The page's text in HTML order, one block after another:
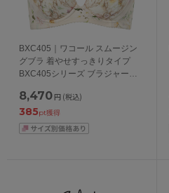
BXC405｜ワコール スムージン
グブラ 着やせすっきりタイプ
BXC405シリーズ ブラジャー単
65/70/75/80/85cm
8,470 円 (税込)
385pt獲得